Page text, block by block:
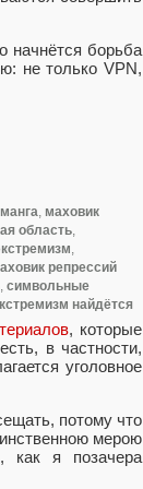
начнётся борьба
не только VPN,
манга, маховик
область,
,
репрессий
, символьные
найдётся
, которые
в частности,
уголовное
потому что
мерою
как я позачера